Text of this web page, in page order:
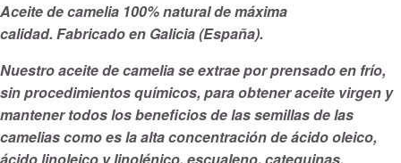
Aceite de camelia 100% natural de máxima
calidad. Fabricado en Galicia (España).
Nuestro aceite de camelia se extrae por prensado en frío,
sin procedimientos químicos, para obtener aceite virgen y
mantener todos los beneficios de las semillas de las
camelias como es la alta concentración de ácido oleico,